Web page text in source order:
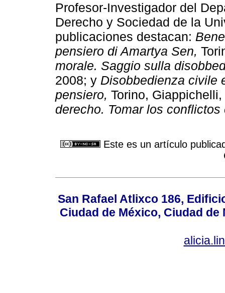
Profesor-Investigador del
Derecho y Sociedad de la
publicaciones destacan:
pensiero di Amartya Sen,
morale. Saggio sulla
2008; y Disobbedienza civile
pensiero, Torino,
derecho. Tomar los conflictos
Este es un artículo
San Rafael Atlixco 186,
Ciudad de México, Ciudad de